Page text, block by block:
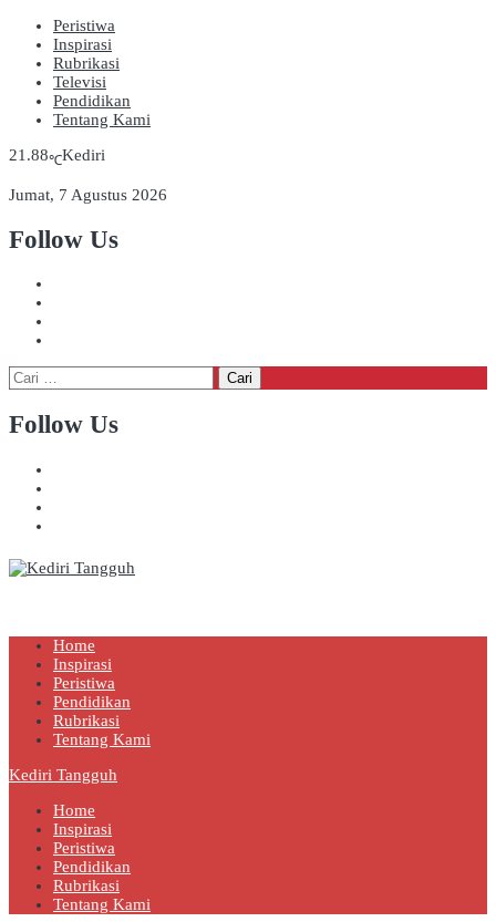
Peristiwa
Inspirasi
Rubrikasi
Televisi
Pendidikan
Tentang Kami
21.88℃Kediri
Jumat, 7 Agustus 2026
Follow Us
Cari
untuk:
Follow Us
Home
Inspirasi
Peristiwa
Pendidikan
Rubrikasi
Tentang Kami
Kediri Tangguh
Home
Inspirasi
Peristiwa
Pendidikan
Rubrikasi
Tentang Kami